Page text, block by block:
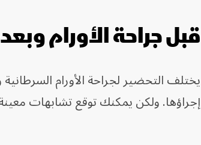
قبل جراحة الأورام
يختلف التحضير لجراحة الأورام
إجراؤها. ولكن يمكنك توقع تشابهات